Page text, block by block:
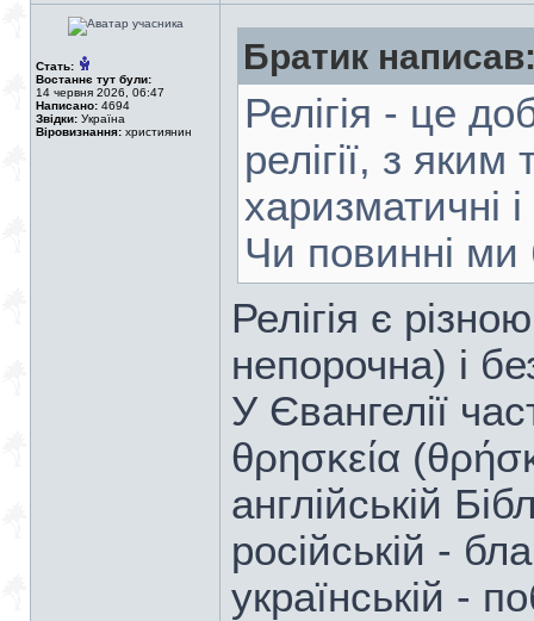
Стать:
Востаннє тут були:
14 червня 2026, 06:47
Написано: 4694
Звідки: Україна
Віровизнання: християнин
Братик
Релігія - це
релігії, з
харизматичні
Чи повинні ми
Релігія є
непорочна) і
У Євангелії
θρησκεία
англійській
російській -
українській -